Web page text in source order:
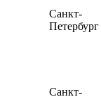
Санкт-
Петербург
Санкт-